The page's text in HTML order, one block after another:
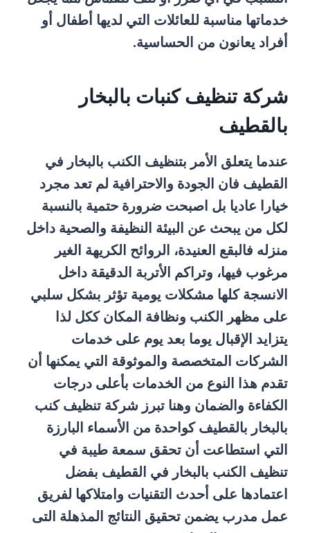
خدماتها مناسبة للعائلات التي لديها أطفال أو
أفراد يعانون من الحساسية.
شركة تنظيف كنبات بالبخار
بالقطيف
عندما يتعلق الأمر بتنظيف الكنب بالبخار في
القطيف فان الجودة والاحترافية لم تعد مجرد
خيارا عاديا بل اصبحت ضرورة حتمية بالنسبة
لكل من يبحث عن البيئة النظيفة والصحية داخل
منزله فالبقع العنيدة، الروائح الكريهة الغير
مرغوب فيها، وتراكم الأتربة الدقيقة داخل
الانسجة كلها مشكلات يومية تؤثر بشكل سلبي
على مظهر الكنب ونظافة المكان ككل لذا
يتزايد الإقبال يوما بعد يوم على خدمات
الشركات المتخصصة والموثوقة التي يمكنها أن
تقدم هذا النوع من الخدمات بأعلى درجات
الكفاءة والضمان وهنا تبرز شركة تنظيف كنب
بالبخار بالقطيف كواحدة من الأسماء البارزة
التي استطاعت أن تحقق سمعة طيبة في
تنظيف الكنب بالبخار في القطيف بفضل
اعتمادها على أحدث التقنيات وامتلاكها لفريق
عمل مدرب يضمن تحقيق النتائج المذهلة التى